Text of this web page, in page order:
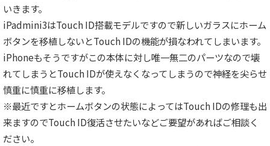
いきます。
iPadmini3はTouch ID搭載モデルですので新しいガラスにホーム
ボタンを移植しないとTouch IDの機能が損なわれてしまいます。
iPhoneもそうですがこの本体に対し唯一無二のパーツなので壊
れてしまうとTouch IDが使えなくなってしまうので神経を尖らせ
慎重に慎重に移植します。
※最近ですとホームボタンの状態によってはTouch IDの修理も出
来ますのでTouch ID復活させたいなどご要望があればご相談く
ださい。